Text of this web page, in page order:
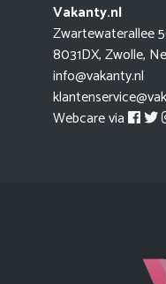
Vakanty.nl
Zwartewaterallee
8031DX, Zwolle,
info@vakanty.nl
Webcare via